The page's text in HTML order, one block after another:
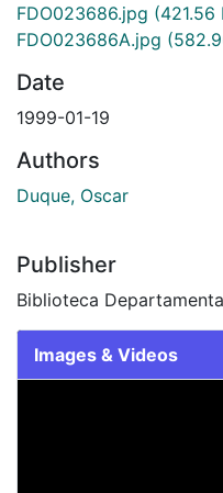
FDO023686.jpg (421.56
FDO023686A.jpg
Date
1999-01-19
Authors
Duque, Oscar
Publisher
Biblioteca
Images & Videos